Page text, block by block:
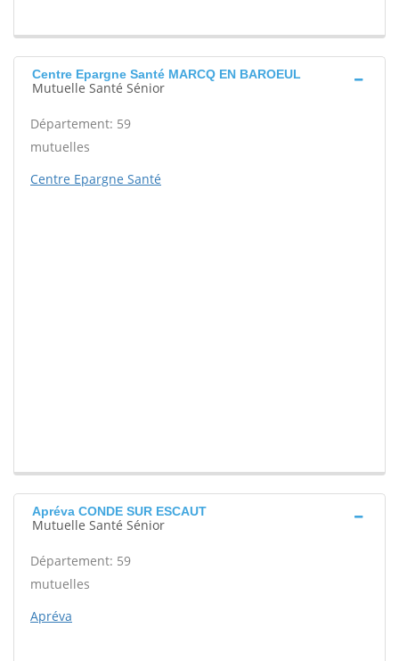
Centre Epargne Santé MARCQ EN BAROEUL
Mutuelle Santé Sénior
Département: 59
mutuelles
Centre Epargne Santé
Apréva CONDE SUR ESCAUT
Mutuelle Santé Sénior
Département: 59
mutuelles
Apréva